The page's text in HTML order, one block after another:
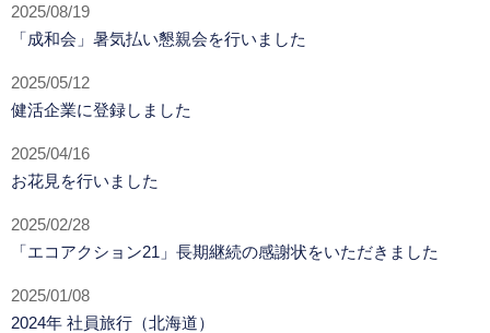
2025/08/19
「成和会」暑気払い懇親会を行いました
2025/05/12
健活企業に登録しました
2025/04/16
お花見を行いました
2025/02/28
「エコアクション21」長期継続の感謝状をいただきました
2025/01/08
2024年 社員旅行（北海道）